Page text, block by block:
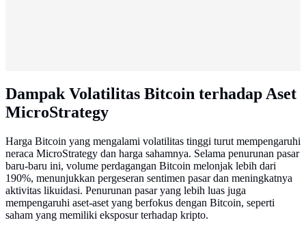
Dampak Volatilitas Bitcoin terhadap Aset
MicroStrategy
Harga Bitcoin yang mengalami volatilitas tinggi turut mempengaruhi
neraca MicroStrategy dan harga sahamnya. Selama penurunan pasar
baru-baru ini, volume perdagangan Bitcoin melonjak lebih dari
190%, menunjukkan pergeseran sentimen pasar dan meningkatnya
aktivitas likuidasi. Penurunan pasar yang lebih luas juga
mempengaruhi aset-aset yang berfokus dengan Bitcoin, seperti
saham yang memiliki eksposur terhadap kripto.